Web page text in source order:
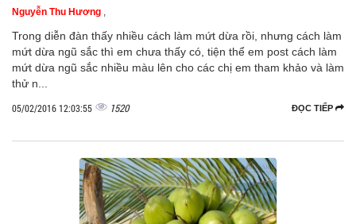
Nguyễn Thu Hương ,
Trong diễn đàn thấy nhiều cách làm mứt dừa rồi, nhưng cách làm
mứt dừa ngũ sắc thì em chưa thấy có, tiện thể em post cách làm
mứt dừa ngũ sắc nhiều màu lên cho các chị em tham khảo và làm
thử n...
ĐỌC TIẾP
05/02/2016 12:03:55 1520